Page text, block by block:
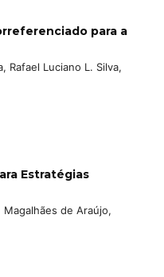
para a
Rafael Luciano L. Silva,
Estratégias
de Araújo,